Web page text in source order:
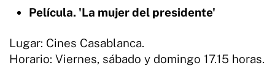
Película. 'La mujer del presidente'
Lugar: Cines Casablanca.
Horario: Viernes, sábado y domingo 17.15 horas.